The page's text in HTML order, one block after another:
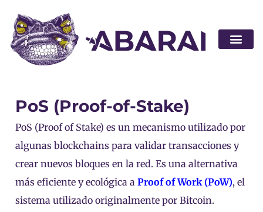
PoS (Proof-of-Stake)
PoS (Proof of Stake) es un mecanismo utilizado por
algunas blockchains para validar transacciones y
crear nuevos bloques en la red. Es una alternativa
más eficiente y ecológica a Proof of Work (PoW), el
sistema utilizado originalmente por Bitcoin.